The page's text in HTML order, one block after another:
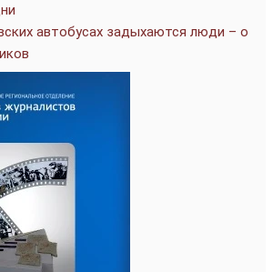
автобусах задыхаются люди – о